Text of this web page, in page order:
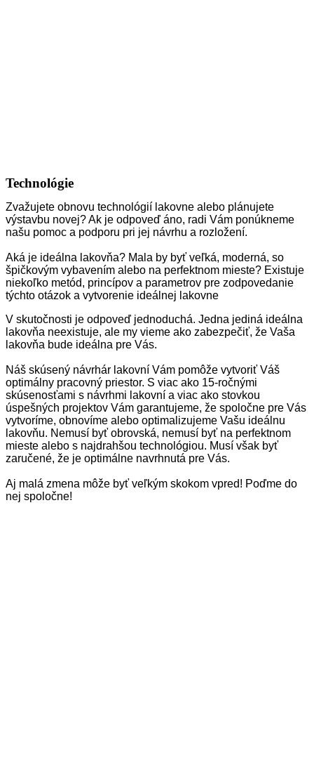
Technológie
Zvažujete obnovu technológií lakovne alebo plánujete
výstavbu novej? Ak je odpoveď áno, radi Vám ponúkneme
našu pomoc a podporu pri jej návrhu a rozložení.
Aká je ideálna lakovňa? Mala by byť veľká, moderná, so
špičkovým vybavením alebo na perfektnom mieste? Existuje
niekoľko metód, princípov a parametrov pre zodpovedanie
týchto otázok a vytvorenie ideálnej lakovne
V skutočnosti je odpoveď jednoduchá. Jedna jediná ideálna
lakovňa neexistuje, ale my vieme ako zabezpečiť, že Vaša
lakovňa bude ideálna pre Vás.
Náš skúsený návrhár lakovní Vám pomôže vytvoriť Váš
optimálny pracovný priestor. S viac ako 15-ročnými
skúsenosťami s návrhmi lakovní a viac ako stovkou
úspešných projektov Vám garantujeme, že spoločne pre Vás
vytvoríme, obnovíme alebo optimalizujeme Vašu ideálnu
lakovňu. Nemusí byť obrovská, nemusí byť na perfektnom
mieste alebo s najdrahšou technológiou. Musí však byť
zaručené, že je optimálne navrhnutá pre Vás.
Aj malá zmena môže byť veľkým skokom vpred! Poďme do
nej spoločne!